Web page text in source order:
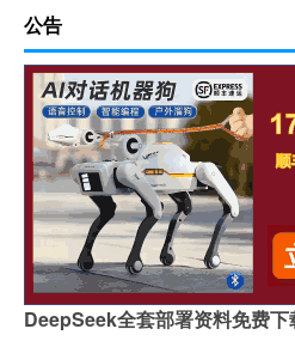
公告
DeepSeek全套部署资料免费下